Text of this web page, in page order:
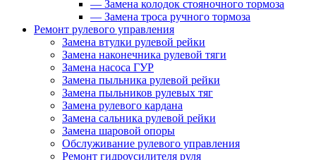
— Замена колодок стояночного тормоза
— Замена троса ручного тормоза
Ремонт рулевого управления
Замена втулки рулевой рейки
Замена наконечника рулевой тяги
Замена насоса ГУР
Замена пыльника рулевой рейки
Замена пыльников рулевых тяг
Замена рулевого кардана
Замена сальника рулевой рейки
Замена шаровой опоры
Обслуживание рулевого управления
Ремонт гидроусилителя руля